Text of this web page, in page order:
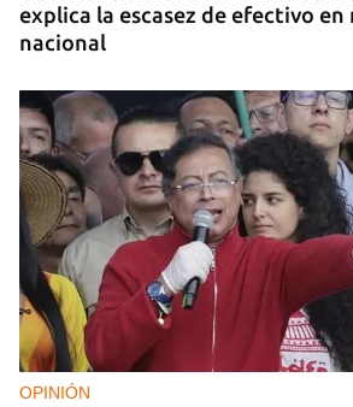
explica la escasez de efectivo en
nacional
OPINIÓN